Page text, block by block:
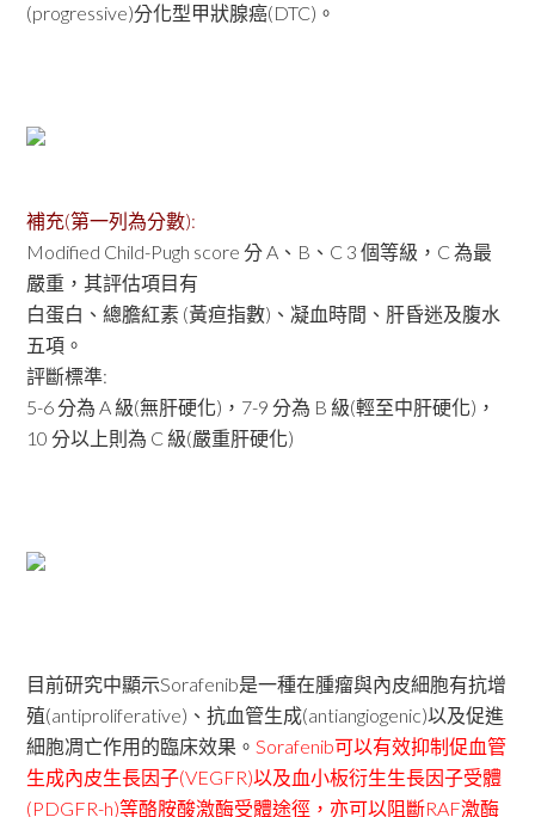
(progressive)分化型甲狀腺癌(DTC)。
補充(第一列為分數):
Modified Child-Pugh score 分 A、B、C 3 個等級，C 為最
嚴重，其評估項目有
白蛋白、總膽紅素 (黃疸指數)、凝血時間、肝昏迷及腹水
五項。
評斷標準:
5-6 分為 A 級(無肝硬化)，7-9 分為 B 級(輕至中肝硬化)，
10 分以上則為 C 級(嚴重肝硬化)
目前研究中顯示Sorafenib是一種在腫瘤與內皮細胞有抗增
殖(antiproliferative)、抗血管生成(antiangiogenic)以及促進
細胞凋亡作用的臨床效果。Sorafenib可以有效抑制促血管
生成內皮生長因子(VEGFR)以及血小板衍生生長因子受體
(PDGFR-h)等酪胺酸激酶受體途徑，亦可以阻斷RAF激酶